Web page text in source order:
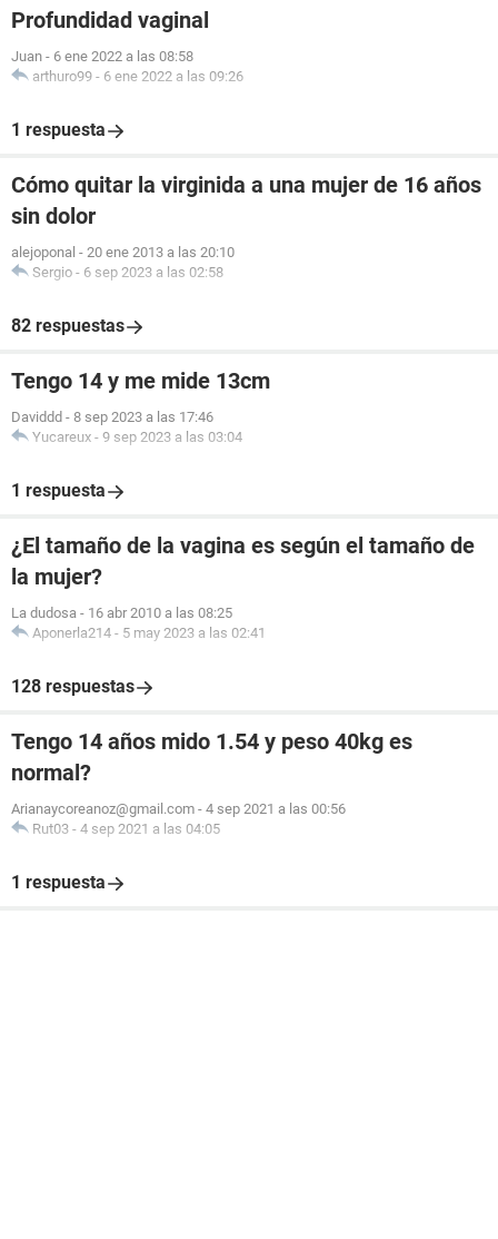
Profundidad vaginal
Juan - 6 ene 2022 a las 08:58
arthuro99 - 6 ene 2022 a las 09:26
1 respuesta
Cómo quitar la virginida a una mujer de 16 años
sin dolor
alejoponal - 20 ene 2013 a las 20:10
Sergio - 6 sep 2023 a las 02:58
82 respuestas
Tengo 14 y me mide 13cm
Daviddd - 8 sep 2023 a las 17:46
Yucareux - 9 sep 2023 a las 03:04
1 respuesta
¿El tamaño de la vagina es según el tamaño de
la mujer?
La dudosa - 16 abr 2010 a las 08:25
Aponerla214 - 5 may 2023 a las 02:41
128 respuestas
Tengo 14 años mido 1.54 y peso 40kg es
normal?
Arianaycoreanoz@gmail.com - 4 sep 2021 a las 00:56
Rut03 - 4 sep 2021 a las 04:05
1 respuesta